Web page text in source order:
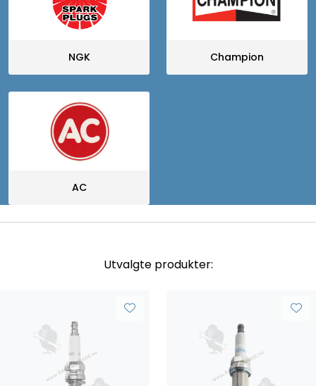
NGK Champion
AC
Utvalgte produkter: